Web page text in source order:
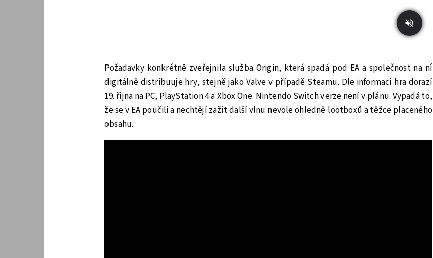
Požadavky konkrétně zveřejnila služba Origin, která spadá pod EA a společnost na ní
digitálně distribuuje hry, stejně jako Valve v případě Steamu. Dle informací hra dorazí
19. října na PC, PlayStation 4 a Xbox One. Nintendo Switch verze není v plánu. Vypadá to,
že se v EA poučili a nechtějí zažít další vlnu nevole ohledně lootboxů a těžce placeného
obsahu.